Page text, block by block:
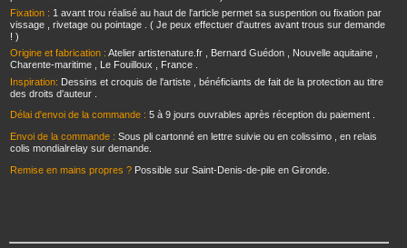
Fixation : 1 avant trou réalisé au haut de l'article permet sa suspention ou fixation par
vissage , rivetage ou pointage . ( Je peux effectuer d'autres avant trous sur demande
! )
Origine et fabrication : Atelier artistenature.fr , Bernard Guédon , Nouvelle aquitaine ,
Charente-maritime , Le Fouilloux , France .
Inspiration: Dessins et croquis de l'artiste , bénéficiants de fait de la protection au titre
des droits d'auteur .
Délai d'envoi de la commande : 5 à 9 jours ouvrables après réception du paiement .
Envoi de la commande : Sous pli cartonné en lettre suivie ou en colissimo , en relais
colis mondialrelay sur demande.
Remise en mains propres ? Possible sur Saint-Denis-de-pile en Gironde.